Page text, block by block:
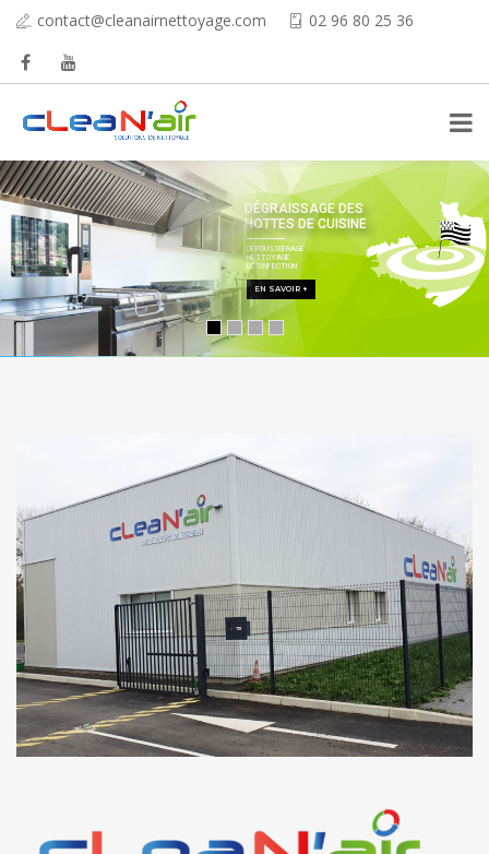
contact@cleanairnettoyage.com 02 96 80 25 36
EN SAVOIR +
DÉGRAISSAGE DES
HOTTES DE CUISINE
DÉPOUSSIÈRAGE
NETTOYAGE
DÉSINFECTION